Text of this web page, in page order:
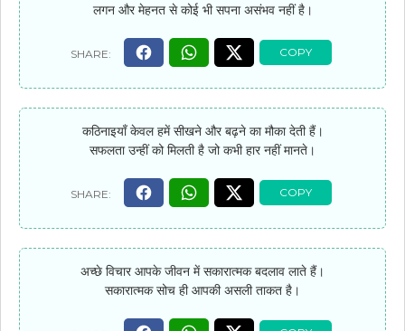
लगन और मेहनत से कोई भी सपना असंभव नहीं है।
कठिनाइयाँ केवल हमें सीखने और बढ़ने का मौका देती हैं।
सफलता उन्हीं को मिलती है जो कभी हार नहीं मानते।
अच्छे विचार आपके जीवन में सकारात्मक बदलाव लाते हैं।
सकारात्मक सोच ही आपकी असली ताकत है।